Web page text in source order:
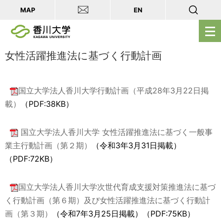
メ
ニ
開
MAP EN
女性活躍推進法に基づく行動計画
国立大学法人香川大学行動計画（平成28年3月22日掲
載）
（PDF:38KB）
国立大学法人香川大学 女性活躍推進法に基づく一般事
業主行動計画（第２期）
（令和3年3月31日掲載）
（PDF:72KB）
国立大学法人香川大学次世代育成支援対策推進法に基づ
く行動計画（第６期）及び女性活躍推進法に基づく行動計
画（第３期）
（令和7年3月25日掲載）（PDF:75KB）